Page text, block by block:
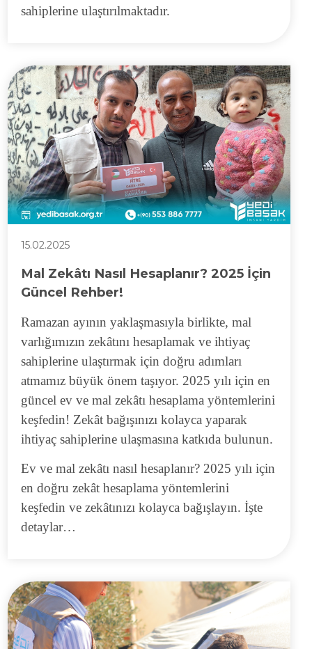
sahiplerine ulaştırılmaktadır.
15.02.2025
Mal Zekâtı Nasıl Hesaplanır? 2025 İçin
Güncel Rehber!
Ramazan ayının yaklaşmasıyla birlikte, mal
varlığımızın zekâtını hesaplamak ve ihtiyaç
sahiplerine ulaştırmak için doğru adımları
atmamız büyük önem taşıyor. 2025 yılı için en
güncel ev ve mal zekâtı hesaplama yöntemlerini
keşfedin! Zekât bağışınızı kolayca yaparak
ihtiyaç sahiplerine ulaşmasına katkıda bulunun.
Ev ve mal zekâtı nasıl hesaplanır? 2025 yılı için
en doğru zekât hesaplama yöntemlerini
keşfedin ve zekâtınızı kolayca bağışlayın. İşte
detaylar…